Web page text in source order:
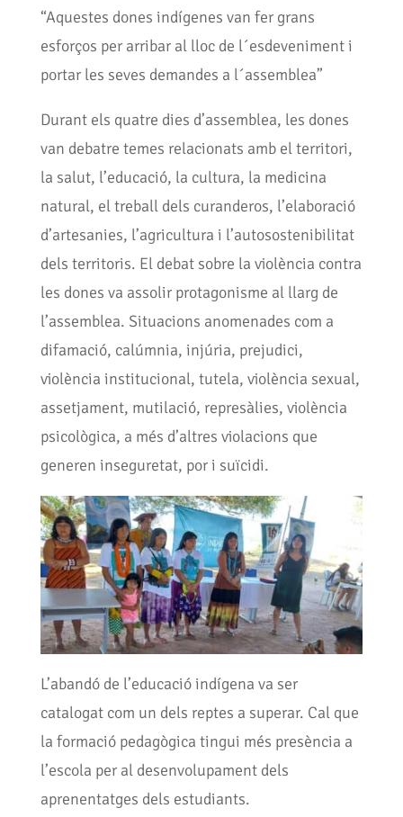
“Aquestes dones indígenes van fer grans
esforços per arribar al lloc de l´esdeveniment i
portar les seves demandes a l´assemblea”
Durant els quatre dies d’assemblea, les dones
van debatre temes relacionats amb el territori,
la salut, l’educació, la cultura, la medicina
natural, el treball dels curanderos, l’elaboració
d’artesanies, l’agricultura i l’autosostenibilitat
dels territoris. El debat sobre la violència contra
les dones va assolir protagonisme al llarg de
l’assemblea. Situacions anomenades com a
difamació, calúmnia, injúria, prejudici,
violència institucional, tutela, violència sexual,
assetjament, mutilació, represàlies, violència
psicològica, a més d’altres violacions que
generen inseguretat, por i suïcidi.
L’abandó de l’educació indígena va ser
catalogat com un dels reptes a superar. Cal que
la formació pedagògica tingui més presència a
l’escola per al desenvolupament dels
aprenentatges dels estudiants.